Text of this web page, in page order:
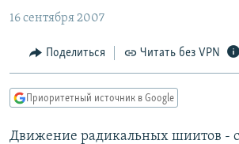
Вернутся
Вернутся
МНЕНИЯ
КУЛЬТУРА
КАВКАЗ.РЕАЛИИ
СЕВЕР.РЕАЛИИ
16 сентября 2007
Поделиться Читать без VPN
Приоритетный источник в Google
Движение радикальных шиитов -